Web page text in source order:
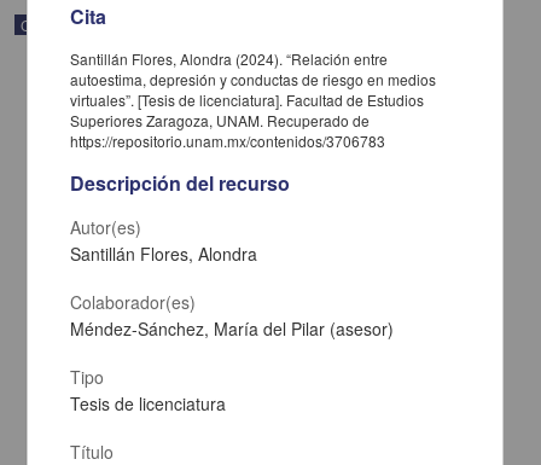
Correspondencia postal
Carta de José María Maytorena a Francisco I. Madero en la que
informa se irá a la costa por prescripción médica
[sin fecha]
Cita
Santillán Flores, Alondra (2024). “Relación entre
autoestima, depresión y conductas de riesgo en medios
virtuales”. [Tesis de licenciatura]. Facultad de Estudios
Superiores Zaragoza, UNAM. Recuperado de
https://repositorio.unam.mx/contenidos/3706783
Descripción del recurso
Autor(es)
Santillán Flores, Alondra
Colaborador(es)
Méndez-Sánchez, María del Pilar (asesor)
Tipo
Tesis de licenciatura
Título